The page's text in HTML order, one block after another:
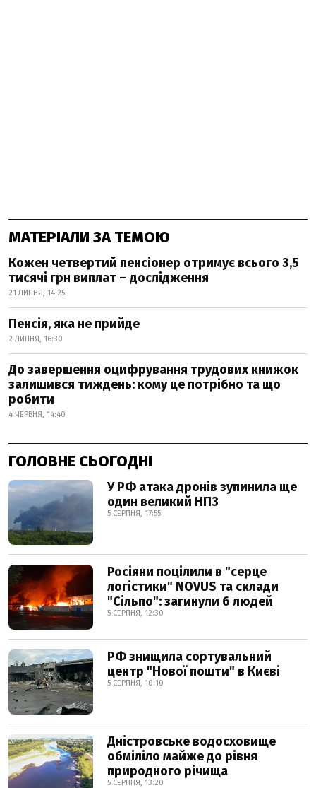
МАТЕРІАЛИ ЗА ТЕМОЮ
Кожен четвертий пенсіонер отримує всього 3,5
тисячі грн виплат – дослідження
21 ЛИПНЯ, 14:25
Пенсія, яка не прийде
2 ЛИПНЯ, 16:30
До завершення оцифрування трудових книжок
залишився тиждень: кому це потрібно та що
робити
4 ЧЕРВНЯ, 14:40
ГОЛОВНЕ СЬОГОДНІ
У РФ атака дронів зупинила ще
один великий НПЗ
5 СЕРПНЯ, 17:55
Росіяни поцілили в "серце
логістики" NOVUS та склади
"Сільпо": загинули 6 людей
5 СЕРПНЯ, 12:30
РФ знищила сортувальний
центр "Нової пошти" в Києві
5 СЕРПНЯ, 10:10
Дністровське водосховище
обміліло майже до рівня
природного річища
5 СЕРПНЯ, 13:20